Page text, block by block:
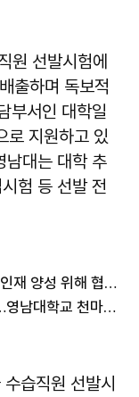
원 선발시험에
출하며 독보적
부서인 대학일
로 지원하고 있
남대는 대학 추
험 등 선발 전
영남대학교-한국원자력연구원, 반도체 인재 양성 위해 협력 강화
그라시아스합창단, 크리스마스 칸타타…영남대학교 천마아트센터 개최
습직원 선발시